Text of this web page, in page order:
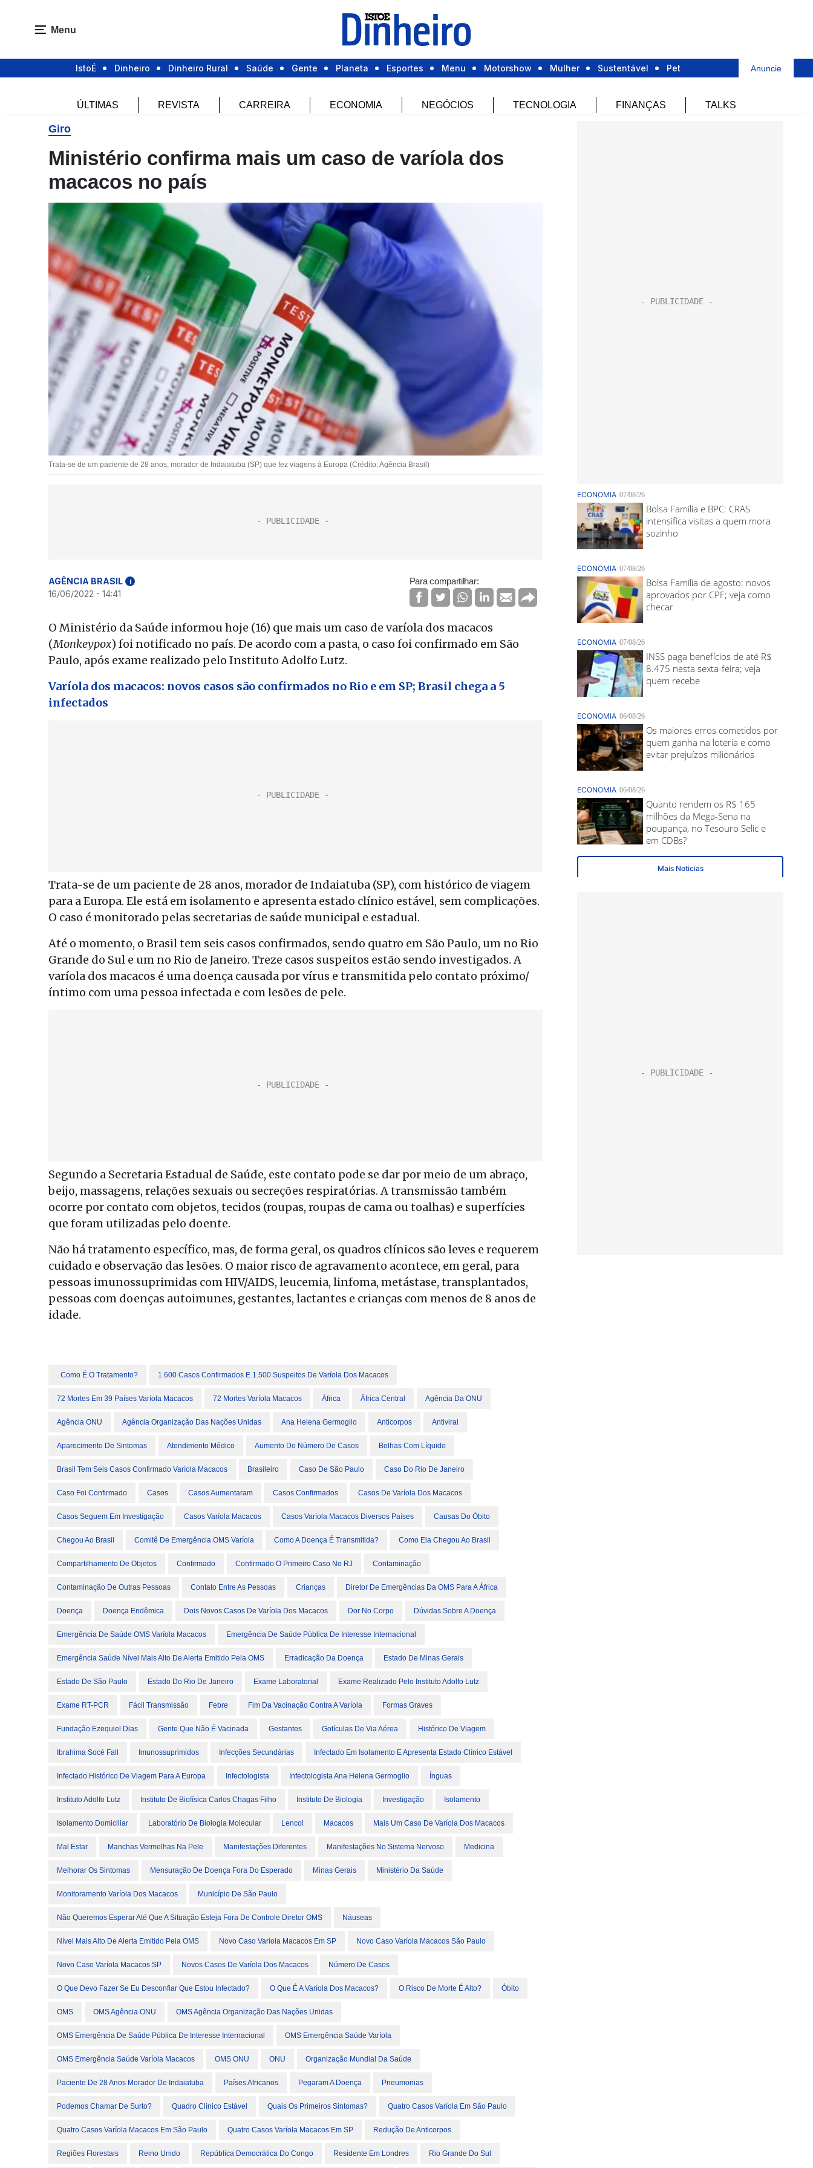
Menu
IstoÉ Dinheiro Dinheiro Rural Saúde Gente Planeta Esportes Menu Motorshow Mulher Sustentável Pet Anuncie
ÚLTIMAS REVISTA CARREIRA ECONOMIA NEGÓCIOS TECNOLOGIA FINANÇAS TALKS
Giro
Ministério confirma mais um caso de varíola dos
macacos no país
Trata-se de um paciente de 28 anos, morador de Indaiatuba (SP) que fez viagens à Europa (Crédito: Agência Brasil)
AGÊNCIA BRASIL i
16/06/2022 - 14:41
Para compartilhar:
O Ministério da Saúde informou hoje (16) que mais um caso de varíola dos macacos
(Monkeypox) foi notificado no país. De acordo com a pasta, o caso foi confirmado em São
Paulo, após exame realizado pelo Instituto Adolfo Lutz.
Varíola dos macacos: novos casos são confirmados no Rio e em SP; Brasil chega a 5
infectados
Trata-se de um paciente de 28 anos, morador de Indaiatuba (SP), com histórico de viagem
para a Europa. Ele está em isolamento e apresenta estado clínico estável, sem complicações.
O caso é monitorado pelas secretarias de saúde municipal e estadual.
Até o momento, o Brasil tem seis casos confirmados, sendo quatro em São Paulo, um no Rio
Grande do Sul e um no Rio de Janeiro. Treze casos suspeitos estão sendo investigados. A
varíola dos macacos é uma doença causada por vírus e transmitida pelo contato próximo/
íntimo com uma pessoa infectada e com lesões de pele.
Segundo a Secretaria Estadual de Saúde, este contato pode se dar por meio de um abraço,
beijo, massagens, relações sexuais ou secreções respiratórias. A transmissão também
ocorre por contato com objetos, tecidos (roupas, roupas de cama ou toalhas) e superfícies
que foram utilizadas pelo doente.
Não há tratamento específico, mas, de forma geral, os quadros clínicos são leves e requerem
cuidado e observação das lesões. O maior risco de agravamento acontece, em geral, para
pessoas imunossuprimidas com HIV/AIDS, leucemia, linfoma, metástase, transplantados,
pessoas com doenças autoimunes, gestantes, lactantes e crianças com menos de 8 anos de
idade.
. Como É O Tratamento? 1.600 Casos Confirmados E 1.500 Suspeitos De Varíola Dos Macacos
72 Mortes Em 39 Países Varíola Macacos 72 Mortes Varíola Macacos África África Central Agência Da ONU
Agência ONU Agência Organização Das Nações Unidas Ana Helena Germoglio Anticorpos Antiviral
Aparecimento De Sintomas Atendimento Médico Aumento Do Número De Casos Bolhas Com Líquido
Brasil Tem Seis Casos Confirmado Varíola Macacos Brasileiro Caso De São Paulo Caso Do Rio De Janeiro
Caso Foi Confirmado Casos Casos Aumentaram Casos Confirmados Casos De Varíola Dos Macacos
Casos Seguem Em Investigação Casos Varíola Macacos Casos Varíola Macacos Diversos Países Causas Do Óbito
Chegou Ao Brasil Comitê De Emergência OMS Varíola Como A Doença É Transmitida? Como Ela Chegou Ao Brasil
Compartilhamento De Objetos Confirmado Confirmado O Primeiro Caso No RJ Contaminação
Contaminação De Outras Pessoas Contato Entre As Pessoas Crianças Diretor De Emergências Da OMS Para A África
Doença Doença Endêmica Dois Novos Casos De Varíola Dos Macacos Dor No Corpo Dúvidas Sobre A Doença
Emergência De Saúde OMS Varíola Macacos Emergência De Saúde Pública De Interesse Internacional
Emergência Saúde Nível Mais Alto De Alerta Emitido Pela OMS Erradicação Da Doença Estado De Minas Gerais
Estado De São Paulo Estado Do Rio De Janeiro Exame Laboratorial Exame Realizado Pelo Instituto Adolfo Lutz
Exame RT-PCR Fácil Transmissão Febre Fim Da Vacinação Contra A Varíola Formas Graves
Fundação Ezequiel Dias Gente Que Não É Vacinada Gestantes Gotículas De Via Aérea Histórico De Viagem
Ibrahima Socé Fall Imunossuprimidos Infecções Secundárias Infectado Em Isolamento E Apresenta Estado Clínico Estável
Infectado Histórico De Viagem Para A Europa Infectologista Infectologista Ana Helena Germoglio Ínguas
Instituto Adolfo Lutz Instituto De Biofísica Carlos Chagas Filho Instituto De Biologia Investigação Isolamento
Isolamento Domiciliar Laboratório De Biologia Molecular Lencol Macacos Mais Um Caso De Varíola Dos Macacos
Mal Estar Manchas Vermelhas Na Pele Manifestações Diferentes Manifestações No Sistema Nervoso Medicina
Melhorar Os Sintomas Mensuração De Doença Fora Do Esperado Minas Gerais Ministério Da Saúde
Monitoramento Varíola Dos Macacos Município De São Paulo
Não Queremos Esperar Até Que A Situação Esteja Fora De Controle Diretor OMS Náuseas
Nível Mais Alto De Alerta Emitido Pela OMS Novo Caso Varíola Macacos Em SP Novo Caso Varíola Macacos São Paulo
Novo Caso Varíola Macacos SP Novos Casos De Varíola Dos Macacos Número De Casos
O Que Devo Fazer Se Eu Desconfiar Que Estou Infectado? O Que É A Varíola Dos Macacos? O Risco De Morte É Alto? Óbito
OMS OMS Agência ONU OMS Agência Organização Das Nações Unidas
OMS Emergência De Saúde Pública De Interesse Internacional OMS Emergência Saúde Varíola
OMS Emergência Saúde Varíola Macacos OMS ONU ONU Organização Mundial Da Saúde
Paciente De 28 Anos Morador De Indaiatuba Países Africanos Pegaram A Doença Pneumonias
Podemos Chamar De Surto? Quadro Clínico Estável Quais Os Primeiros Sintomas? Quatro Casos Varíola Em São Paulo
Quatro Casos Varíola Macacos Em São Paulo Quatro Casos Varíola Macacos Em SP Redução De Anticorpos
Regiões Florestais Reino Unido República Democrática Do Congo Residente Em Londres Rio Grande Do Sul